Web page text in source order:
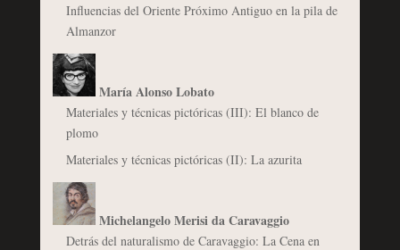
Influencias del Oriente Próximo Antiguo en la pila de
Almanzor
María Alonso Lobato
Materiales y técnicas pictóricas (III): El blanco de
plomo
Materiales y técnicas pictóricas (II): La azurita
Michelangelo Merisi da Caravaggio
Detrás del naturalismo de Caravaggio: La Cena en